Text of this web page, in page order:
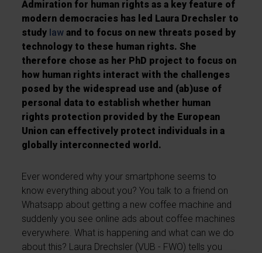
Admiration for human rights as a key feature of
modern democracies has led Laura Drechsler to
study law and to focus on new threats posed by
technology to these human rights. She
therefore chose as her PhD project to focus on
how human rights interact with the challenges
posed by the widespread use and (ab)use of
personal data to establish whether human
rights protection provided by the European
Union can effectively protect individuals in a
globally interconnected world.
Ever wondered why your smartphone seems to
know everything about you? You talk to a friend on
Whatsapp about getting a new coffee machine and
suddenly you see online ads about coffee machines
everywhere. What is happening and what can we do
about this? Laura Drechsler (VUB - FWO) tells you